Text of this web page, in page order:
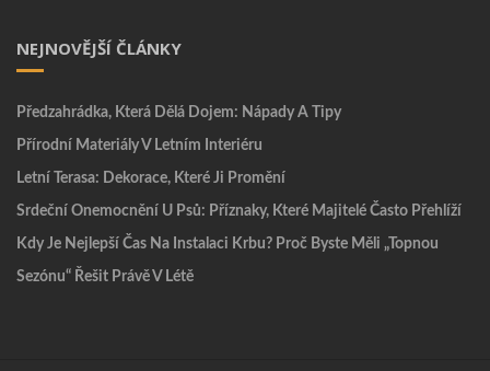
NEJNOVĚJŠÍ ČLÁNKY
Předzahrádka, Která Dělá Dojem: Nápady A Tipy
Přírodní Materiály V Letním Interiéru
Letní Terasa: Dekorace, Které Ji Promění
Srdeční Onemocnění U Psů: Příznaky, Které Majitelé Často Přehlíží
Kdy Je Nejlepší Čas Na Instalaci Krbu? Proč Byste Měli „topnou
Sezónu“ Řešit Právě V Létě